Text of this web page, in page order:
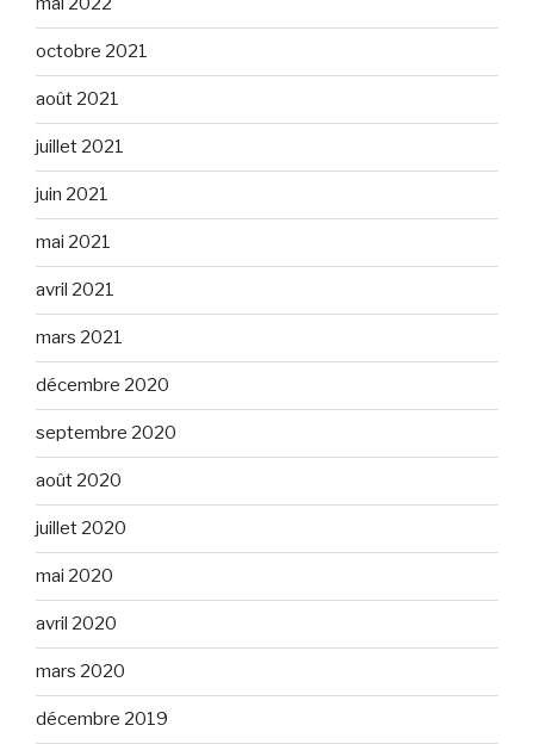
octobre 2021
août 2021
juillet 2021
juin 2021
mai 2021
avril 2021
mars 2021
décembre 2020
septembre 2020
août 2020
juillet 2020
mai 2020
avril 2020
mars 2020
décembre 2019